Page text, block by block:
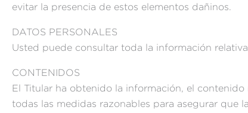
evitar la presencia de estos elementos dañinos.
DATOS PERSONALES
Usted puede consultar toda la información
CONTENIDOS
El Titular ha obtenido la información, el
todas las medidas razonables para asegurar que